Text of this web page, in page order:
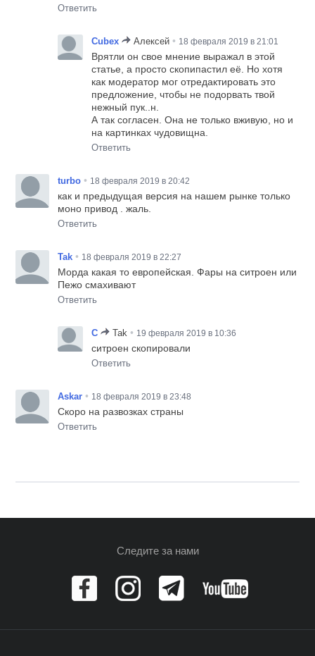
Ответить
Cubex Алексей • 18 февраля 2019 в 21:01
Врятли он свое мнение выражал в этой
статье, а просто скопипастил её. Но хотя
как модератор мог отредактировать это
предложение, чтобы не подорвать твой
нежный пук..н.
А так согласен. Она не только вживую, но и
на картинках чудовищна.
Ответить
turbo • 18 февраля 2019 в 20:42
как и предыдущая версия на нашем рынке только
моно привод . жаль.
Ответить
Tak • 18 февраля 2019 в 22:27
Морда какая то европейская. Фары на ситроен или
Пежо смахивают
Ответить
C Tak • 19 февраля 2019 в 10:36
ситроен скопировали
Ответить
Askar • 18 февраля 2019 в 23:48
Скоро на развозках страны
Ответить
Следите за нами